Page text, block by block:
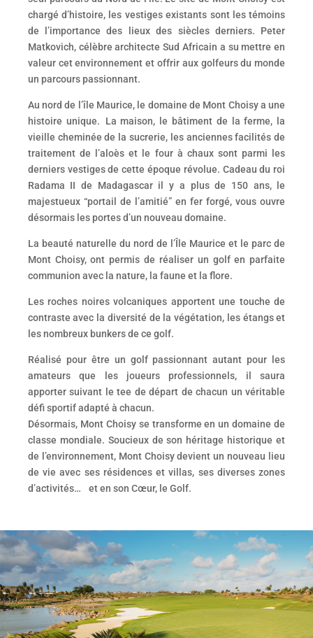
chargé d’histoire, les vestiges existants sont les témoins
de l’importance des lieux des siècles derniers. Peter
Matkovich, célèbre architecte Sud Africain a su mettre en
valeur cet environnement et offrir aux golfeurs du monde
un parcours passionnant.
Au nord de l’île Maurice, le domaine de Mont Choisy a une
histoire unique. La maison, le bâtiment de la ferme, la
vieille cheminée de la sucrerie, les anciennes facilités de
traitement de l’aloès et le four à chaux sont parmi les
derniers vestiges de cette époque révolue. Cadeau du roi
Radama II de Madagascar il y a plus de 150 ans, le
majestueux “portail de l’amitié” en fer forgé, vous ouvre
désormais les portes d’un nouveau domaine.
La beauté naturelle du nord de l’Île Maurice et le parc de
Mont Choisy, ont permis de réaliser un golf en parfaite
communion avec la nature, la faune et la flore.
Les roches noires volcaniques apportent une touche de
contraste avec la diversité de la végétation, les étangs et
les nombreux bunkers de ce golf.
Réalisé pour être un golf passionnant autant pour les
amateurs que les joueurs professionnels, il saura
apporter suivant le tee de départ de chacun un véritable
défi sportif adapté à chacun.
Désormais, Mont Choisy se transforme en un domaine de
classe mondiale. Soucieux de son héritage historique et
de l’environnement, Mont Choisy devient un nouveau lieu
de vie avec ses résidences et villas, ses diverses zones
d’activités… et en son Cœur, le Golf.